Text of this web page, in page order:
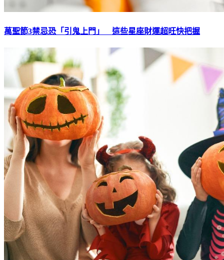
萬聖節3禁忌恐「引鬼上門」 這些星座財運超旺快把握